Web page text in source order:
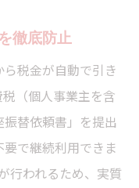
管理するコツ
ケジュールの立
管理を実現
振替納税依頼書
をスムーズに
徹底防止
税金が自動で引き
（個人事業主を含
替依頼書」を提出
で継続利用できま
行われるため、実質